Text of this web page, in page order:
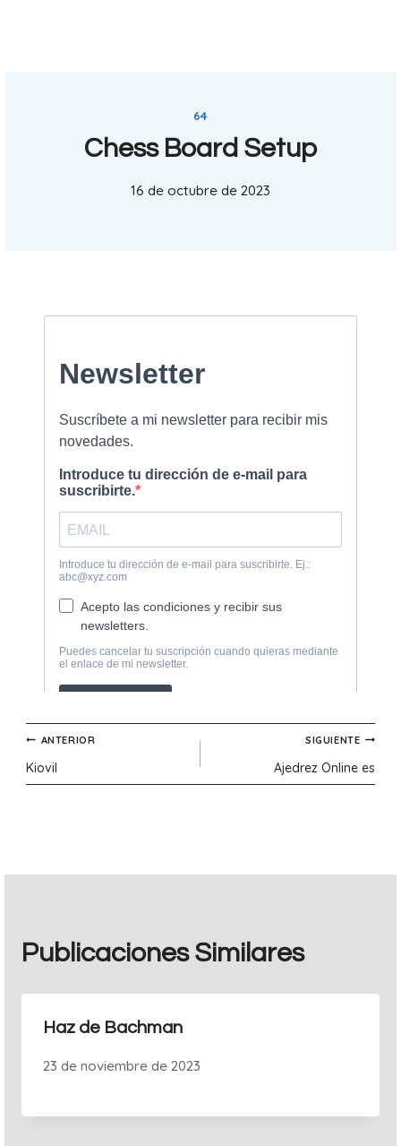
64
Chess Board Setup
16 de octubre de 2023
Navegación
de
ANTERIOR
Kiovil
SIGUIENTE
Ajedrez Online es
Publicaciones Similares
Haz de Bachman
23 de noviembre de 2023